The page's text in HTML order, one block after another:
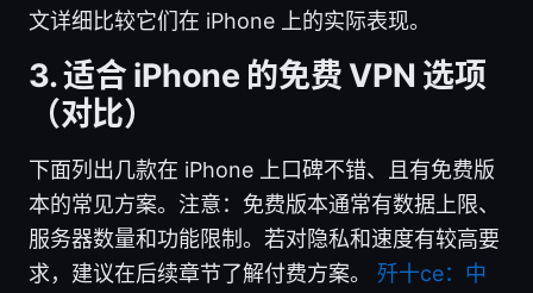
文详细比较它们在 iPhone 上的实际表现。
3. 适合 iPhone 的免费 VPN 选项
（对比）
下面列出几款在 iPhone 上口碑不错、且有免费版
本的常见方案。注意：免费版本通常有数据上限、
服务器数量和功能限制。若对隐私和速度有较高要
求，建议在后续章节了解付费方案。 歼十ce：中